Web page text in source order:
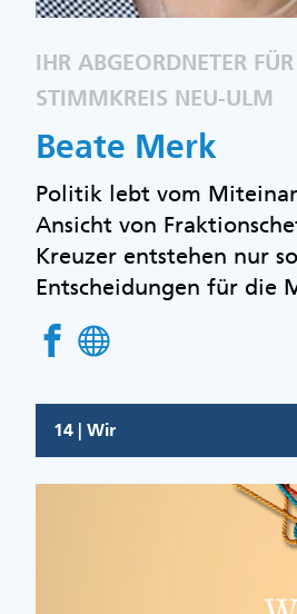
14 | Wir
IHR ABGEORDNETER
STIMMKREIS NEU-ULM
Beate Merk
Politik lebt vom
Ansicht von
Kreuzer entstehen nur
Entscheidungen für die